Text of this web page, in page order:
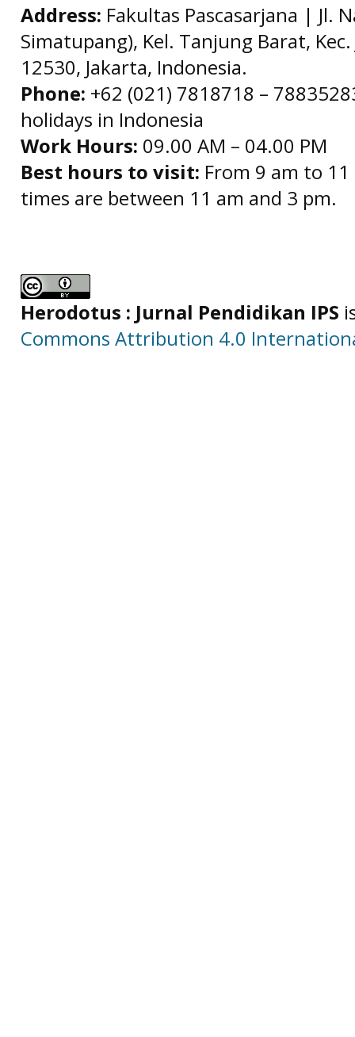
Address: Fakultas Pascasarjana | Jl.
Simatupang), Kel. Tanjung Barat,
12530, Jakarta, Indonesia.
Phone: +62 (021) 7818718 –
holidays in Indonesia
Work Hours: 09.00 AM – 04.00 PM
Best hours to visit: From 9 am to
times are between 11 am and 3 pm.
Herodotus : Jurnal Pendidikan IPS
Commons Attribution 4.0